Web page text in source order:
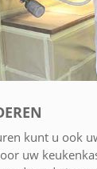
kunt u ook
uw